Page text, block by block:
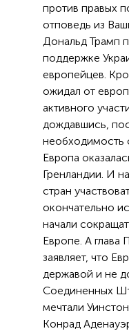
против правых
отповедь из
Дональд Трамп
поддержке
европейцев.
ожидал от
активного
дождавшись,
необходимость
Европа
Гренландии. И
стран
окончательно
начали
Европе. А глава
заявляет, что
державой и не
Соединенных
мечтали
Конрад